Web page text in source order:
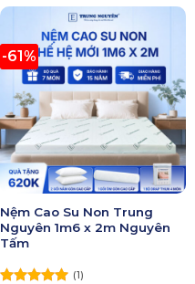
-61%
Nệm Cao Su Non Trung
Nguyên 1m6 x 2m Nguyên
Tấm
(1)